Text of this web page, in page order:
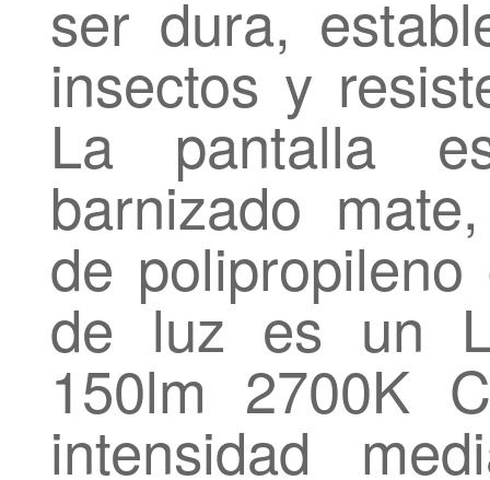
ser dura,
insectos y
La pantalla
barnizado
de
de luz es un
150lm 2700K
intensidad